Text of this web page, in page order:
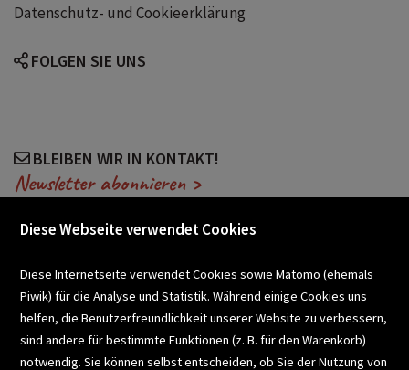
Datenschutz- und Cookieerklärung
FOLGEN SIE UNS
BLEIBEN WIR IN KONTAKT!
Newsletter abonnieren >
SCHULBUCHSERVICE
Diese Webseite verwendet Cookies
Diese Internetseite verwendet Cookies sowie Matomo (ehemals
Piwik) für die Analyse und Statistik. Während einige Cookies uns
helfen, die Benutzerfreundlichkeit unserer Website zu verbessern,
sind andere für bestimmte Funktionen (z. B. für den Warenkorb)
notwendig. Sie können selbst entscheiden, ob Sie der Nutzung von